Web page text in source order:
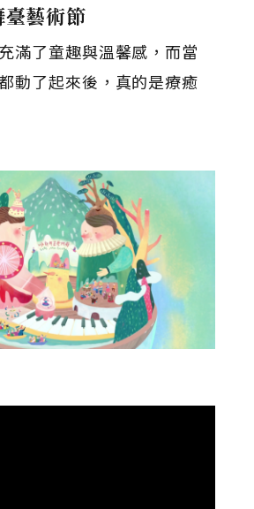
藝術節
滿了童趣與溫馨感，而當
動了起來後，真的是療癒